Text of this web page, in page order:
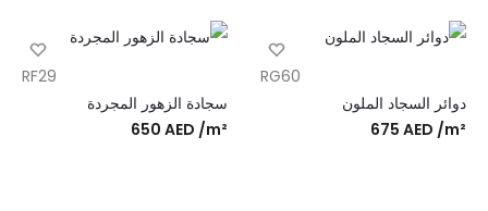
RG60
دوائر السجاد الملون
675 AED /m²
RF29
سجادة الزهور المجردة
650 AED /m²